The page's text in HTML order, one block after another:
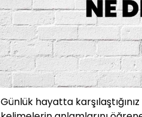
Günlük hayatta